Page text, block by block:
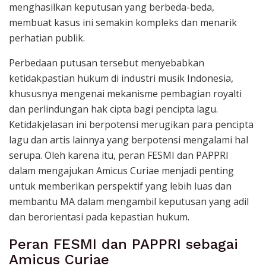
menghasilkan keputusan yang berbeda-beda,
membuat kasus ini semakin kompleks dan menarik
perhatian publik.
Perbedaan putusan tersebut menyebabkan
ketidakpastian hukum di industri musik Indonesia,
khususnya mengenai mekanisme pembagian royalti
dan perlindungan hak cipta bagi pencipta lagu.
Ketidakjelasan ini berpotensi merugikan para pencipta
lagu dan artis lainnya yang berpotensi mengalami hal
serupa. Oleh karena itu, peran FESMI dan PAPPRI
dalam mengajukan Amicus Curiae menjadi penting
untuk memberikan perspektif yang lebih luas dan
membantu MA dalam mengambil keputusan yang adil
dan berorientasi pada kepastian hukum.
Peran FESMI dan PAPPRI sebagai
Amicus Curiae